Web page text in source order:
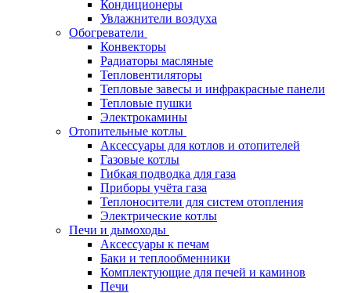
Кондиционеры
Увлажнители воздуха
Обогреватели
Конвекторы
Радиаторы масляные
Тепловентиляторы
Тепловые завесы и инфракрасные панели
Тепловые пушки
Электрокамины
Отопительные котлы
Аксессуары для котлов и отопителей
Газовые котлы
Гибкая подводка для газа
Приборы учёта газа
Теплоносители для систем отопления
Электрические котлы
Печи и дымоходы
Аксессуары к печам
Баки и теплообменники
Комплектующие для печей и каминов
Печи